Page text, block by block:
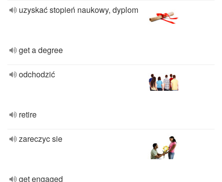
uzyskać stopień naukowy, dyplom
get a degree
odchodzić
retire
zareczyc sie
get engaged